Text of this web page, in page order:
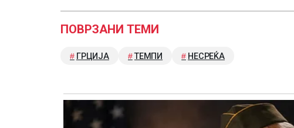
ПОВРЗАНИ ТЕМИ
ГРЦИЈА ТЕМПИ НЕСРЕЌА